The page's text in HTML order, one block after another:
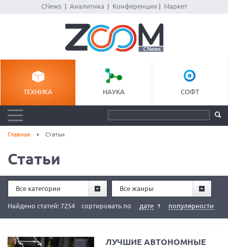
CNews| Аналитика Конференции Маркет
ТЕХНИКА НАУКА СОФТ
Главная Статьи
Статьи
Все категории Все жанры
сортировать по дате популярности
Найдено статей: 7254
ЛУЧШИЕ АВТОНОМНЫЕ